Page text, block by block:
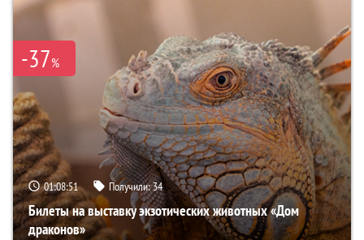
-37%
01:08:50 Получили:34
Билеты на выставку экзотических животных «Дом
драконов»